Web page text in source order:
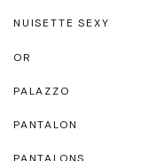
NUISETTE SEXY
OR
PALAZZO
PANTALON